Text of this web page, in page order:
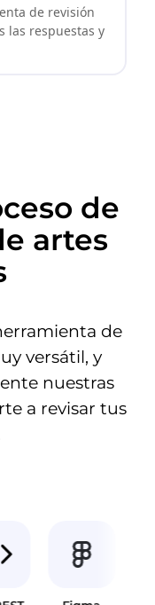
de revisión
las respuestas y
de
artes
de
versátil, y
nuestras
a revisar tus